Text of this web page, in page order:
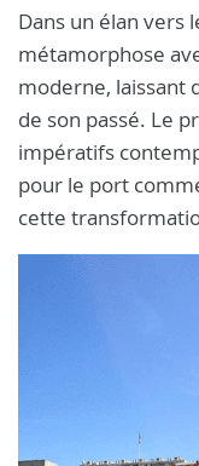
Dans un élan vers
métamorphose
moderne, laissant
de son passé. Le
impératifs
pour le port
cette